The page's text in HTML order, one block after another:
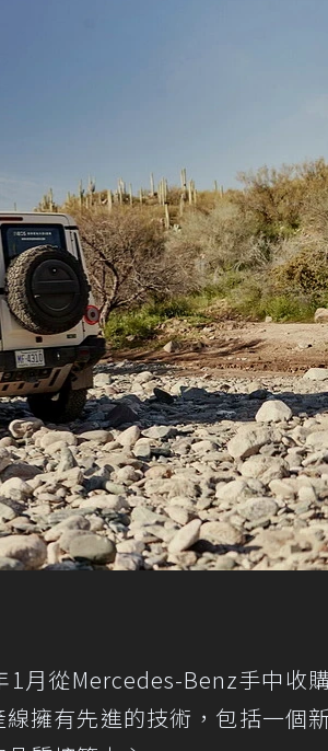
1月從Mercedes-Benz手中收
擁有先進的技術，包括一個